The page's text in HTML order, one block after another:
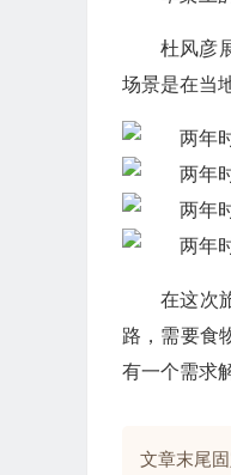
杜风彦
场景是在当
在这次
路，需要食
有一个需求
文章末尾